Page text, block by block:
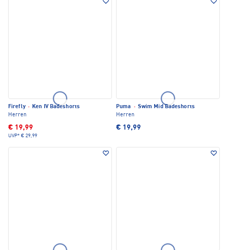
Firefly · Ken IV Badeshorts
Herren
€ 19,99
UVP* € 29,99
Puma · Swim Mid Badeshorts
Herren
€ 19,99